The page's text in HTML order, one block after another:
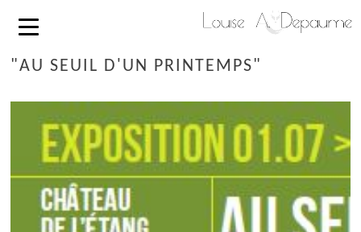
"AU SEUIL D'UN PRINTEMPS"